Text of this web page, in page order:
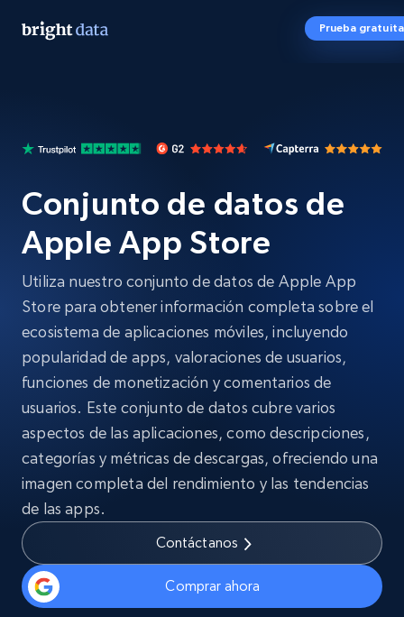
Prueba gratuita
Conjunto de datos de
Apple App Store
Utiliza nuestro conjunto de datos de Apple App
Store para obtener información completa sobre el
ecosistema de aplicaciones móviles, incluyendo
popularidad de apps, valoraciones de usuarios,
funciones de monetización y comentarios de
usuarios. Este conjunto de datos cubre varios
aspectos de las aplicaciones, como descripciones,
categorías y métricas de descargas, ofreciendo una
imagen completa del rendimiento y las tendencias
de las apps.
Contáctanos
Comprar ahora